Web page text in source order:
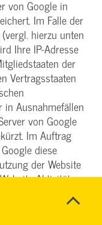
von Google in
Im Falle der
hierzu unten
Ihre IP-Adresse
der
Vertragsstaaten
Ausnahmefällen
von Google
Im Auftrag
diese
der Website
Aktivitäten
mit der Website-